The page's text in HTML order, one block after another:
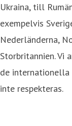
Ukraina, till
exempelvis
Nederländerna,
Storbritannien. Vi
de internationella
inte respekteras.